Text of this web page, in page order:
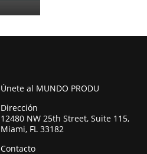
Únete al MUNDO PRODU
Dirección
12480 NW 25th Street, Suite 115,
Miami, FL 33182
Contacto